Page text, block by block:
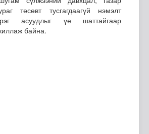
төсөвт тусгагдаагүй нэмэлт
асуудлыг үе шаттайгаар
байна.